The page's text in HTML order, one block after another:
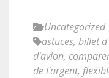
Uncategorized
astuces, billet
d'avion,
de l'argent,